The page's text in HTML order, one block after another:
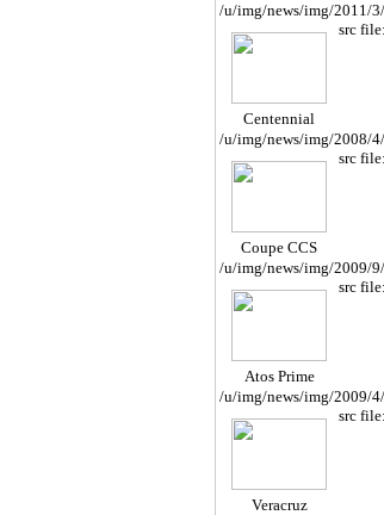
/u/img/news/img/2011/
Centennial
src file:
/u/img/news/img/2008/
Coupe CCS
src file:
/u/img/news/img/2009/
Atos Prime
src file:
/u/img/news/img/2009/
Veracruz
src file: